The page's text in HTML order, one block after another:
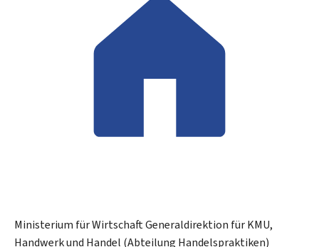
Ministerium für WirtschaftGeneraldirektion für KMU,
Handwerk und Handel (Abteilung Handelspraktiken)